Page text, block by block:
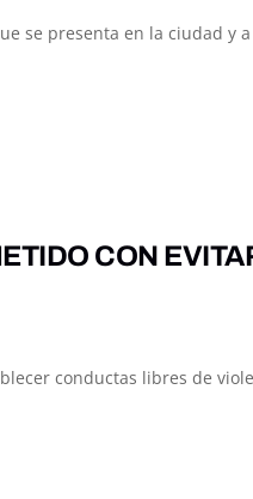
se presenta en la ciudad y
CON
conductas libres de